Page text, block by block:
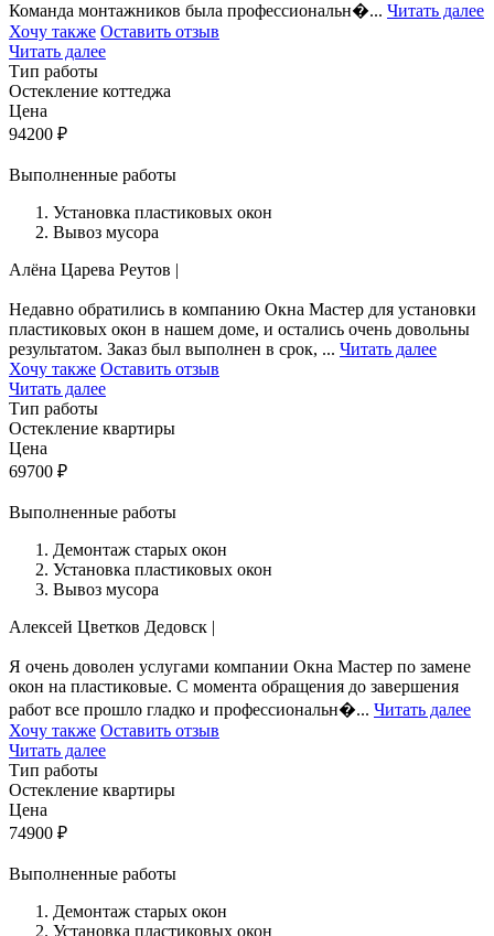
Команда монтажников была профессиональн�... Читать далее
Хочу также Оставить отзыв
Читать далее
Тип работы
Остекление коттеджа
Цена
94200 ₽
Выполненные работы
Установка пластиковых окон
Вывоз мусора
Алёна Царева Реутов |
Недавно обратились в компанию Окна Мастер для установки
пластиковых окон в нашем доме, и остались очень довольны
результатом. Заказ был выполнен в срок, ... Читать далее
Хочу также Оставить отзыв
Читать далее
Тип работы
Остекление квартиры
Цена
69700 ₽
Выполненные работы
Демонтаж старых окон
Установка пластиковых окон
Вывоз мусора
Алексей Цветков Дедовск |
Я очень доволен услугами компании Окна Мастер по замене
окон на пластиковые. С момента обращения до завершения
работ все прошло гладко и профессиональн�... Читать далее
Хочу также Оставить отзыв
Читать далее
Тип работы
Остекление квартиры
Цена
74900 ₽
Выполненные работы
Демонтаж старых окон
Установка пластиковых окон